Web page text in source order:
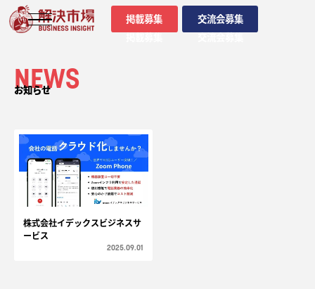
掲載募集
掲載募集
交流会募集
交流会募集
NEWS
お知らせ
株式会社イデックスビジネスサ
ービス
2025.09.01